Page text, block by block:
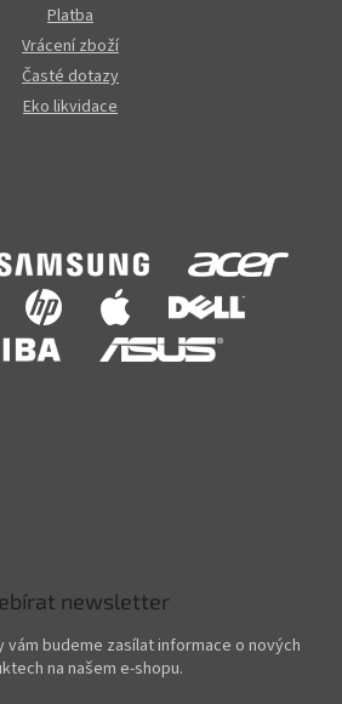
Platba
Vrácení zboží
Časté dotazy
Eko likvidace
newsletter
vám budeme zasílat informace o nových
na našem e-shopu.